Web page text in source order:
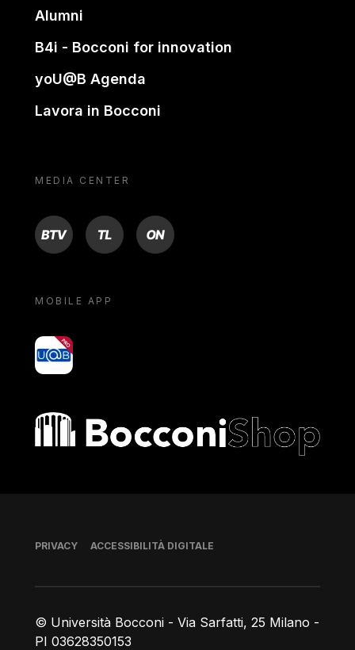
Alumni
B4i - Bocconi for innovation
yoU@B Agenda
Lavora in Bocconi
MEDIA CENTER
BTV TL ON
MOBILE APP
yoU@B
Bocconi shop
© Università Bocconi - Via Sarfatti, 25 Milano -
PI 03628350153
Piè di pagina
PRIVACY ACCESSIBILITÀ DIGITALE